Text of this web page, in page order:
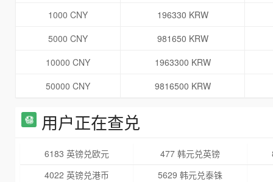
1000 CNY
196330 KRW
5000 CNY
981650 KRW
10000 CNY
1963300 KRW
50000 CNY
9816500 KRW
用户正在查兑
6183 英镑兑欧元 477 韩元兑英镑
4022 英镑兑港币
5629 韩元兑泰铢